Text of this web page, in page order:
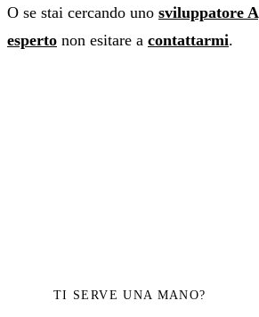
O se stai cercando uno sviluppatore
esperto non esitare a contattarmi.
TI SERVE UNA MANO?